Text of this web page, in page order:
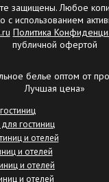
защищены. Любое
с использованием
Политика
публичной офертой
белье оптом от
Лучшая цена»
гостиниц
и отелей
и отелей
и отелей
и отелей